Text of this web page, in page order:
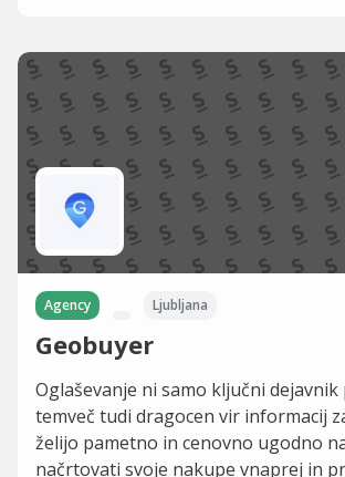
Agency Ljubljana
Geobuyer
Oglaševanje ni samo ključni dejavnik
temveč tudi dragocen vir informacij
želijo pametno in cenovno ugodno
načrtovati svoje nakupe vnaprej in